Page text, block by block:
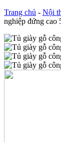
Trang chủ - Nội
nghiệp đứng cao